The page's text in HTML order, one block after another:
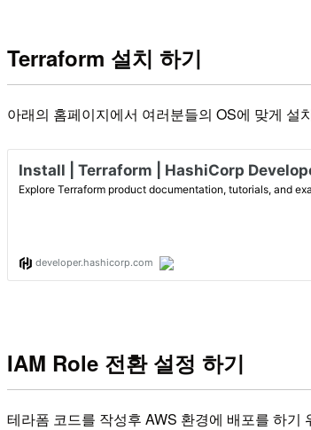
Terraform 설치 하기
아래의 홈페이지에서 여러분들의 OS에 맞게 설
IAM Role 전환 설정 하기
테라폼 코드를 작성후 AWS 환경에 배포를 하